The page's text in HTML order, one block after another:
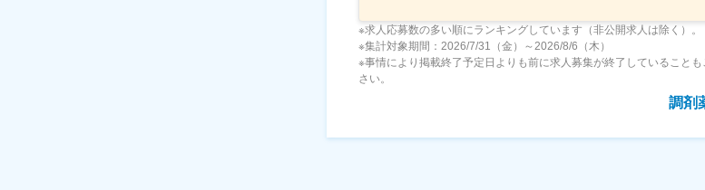
※求人応募数の多い順にランキングしています（非公開求人は除く）。
※集計対象期間：2026/7/31（金）～2026/8/6（木）
※事情により掲載終了予定日よりも前に求人募集が終了していること
さい。
調剤